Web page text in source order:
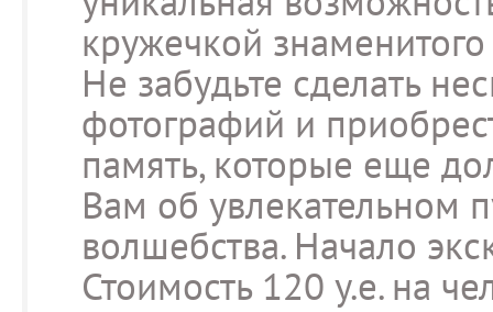
кружечкой
Не забудьте сделать
фотографий и
память, которые еще
Вам об увлекательном
волшебства. Начало
Стоимость 120 у.е. на